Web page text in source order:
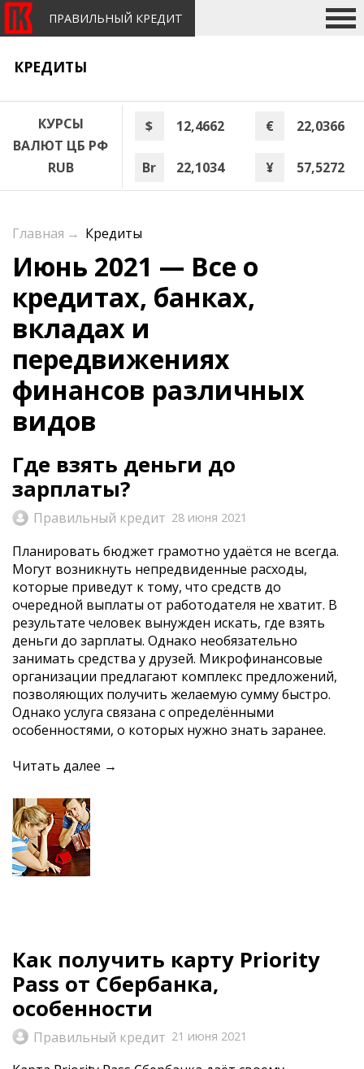
ПРАВИЛЬНЫЙ КРЕДИТ
КРЕДИТЫ
КУРСЫ
ВАЛЮТ ЦБ РФ
RUB
$ 12,4662 € 22,0366
Br 22,1034 ¥ 57,5272
Главная → Кредиты
Июнь 2021 — Все о
кредитах, банках,
вкладах и
передвижениях
финансов различных
видов
Где взять деньги до
зарплаты?
Правильный кредит 28 июня 2021
Планировать бюджет грамотно удаётся не всегда.
Могут возникнуть непредвиденные расходы,
которые приведут к тому, что средств до
очередной выплаты от работодателя не хватит. В
результате человек вынужден искать, где взять
деньги до зарплаты. Однако необязательно
занимать средства у друзей. Микрофинансовые
организации предлагают комплекс предложений,
позволяющих получить желаемую сумму быстро.
Однако услуга связана с определёнными
особенностями, о которых нужно знать заранее.
Читать далее →
Как получить карту Priority
Pass от Сбербанка,
особенности
Правильный кредит 21 июня 2021